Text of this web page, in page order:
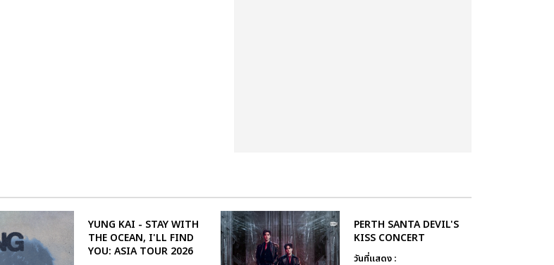
YUNG KAI - STAY WITH
THE OCEAN, I'LL FIND
YOU: ASIA TOUR 2026
PERTH SANTA DEVIL'S
KISS CONCERT
วันที่แสดง :